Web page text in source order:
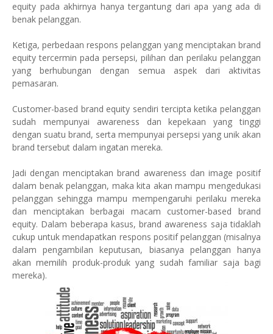
equity pada akhirnya hanya tergantung dari apa yang ada di
benak pelanggan.
Ketiga, perbedaan respons pelanggan yang menciptakan brand
equity tercermin pada persepsi, pilihan dan perilaku pelanggan
yang berhubungan dengan semua aspek dari aktivitas
pemasaran.
Customer-based brand equity sendiri tercipta ketika pelanggan
sudah mempunyai awareness dan kepekaan yang tinggi
dengan suatu brand, serta mempunyai persepsi yang unik akan
brand tersebut dalam ingatan mereka.
Jadi dengan menciptakan brand awareness dan image positif
dalam benak pelanggan, maka kita akan mampu mengedukasi
pelanggan sehingga mampu mempengaruhi perilaku mereka
dan menciptakan berbagai macam customer-based brand
equity. Dalam beberapa kasus, brand awareness saja tidaklah
cukup untuk mendapatkan respons positif pelanggan (misalnya
dalam pengambilan keputusan, biasanya pelanggan hanya
akan memilih produk-produk yang sudah familiar saja bagi
mereka).